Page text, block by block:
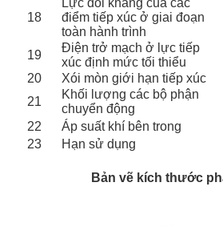
18
Lực đối kháng của các
điểm tiếp xúc ở giai đoạn
toàn hành trình
19
Điện trở mạch ở lực tiếp
xúc định mức tối thiểu
20
Xói mòn giới hạn tiếp xúc
21
Khối lượng các bộ phận
chuyển động
22
Áp suất khí bên trong
23 Hạn sử dụng
Bản vẽ kích thước